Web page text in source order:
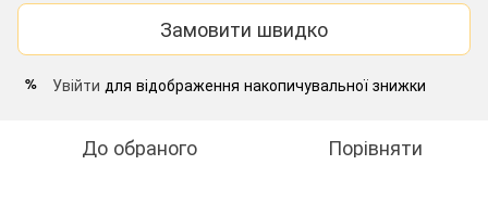
Замовити швидко
% Увійти для відображення накопичувальної знижки
До обраного Порівняти